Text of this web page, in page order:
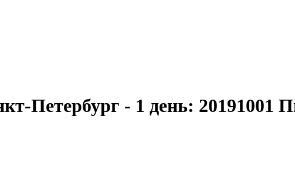
Петербург - 1 день: 20191001